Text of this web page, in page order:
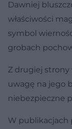
Dawniej
właściwości
symbol
grobach
Z drugiej strony
uwagę na jego
niebezpieczne
W publikacjach